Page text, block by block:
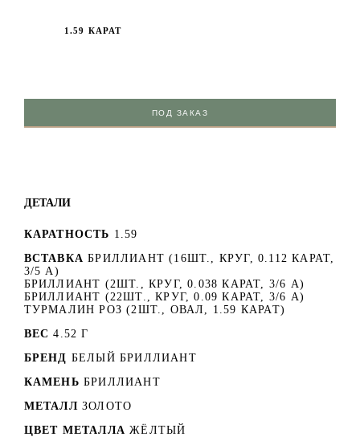
1.59 КАРАТ
ПОД ЗАКАЗ
ДЕТАЛИ
КАРАТНОСТЬ 1.59
ВСТАВКА БРИЛЛИАНТ (16ШТ., КРУГ, 0.112 КАРАТ,
3/5 A)
БРИЛЛИАНТ (2ШТ., КРУГ, 0.038 КАРАТ, 3/6 А)
БРИЛЛИАНТ (22ШТ., КРУГ, 0.09 КАРАТ, 3/6 А)
ТУРМАЛИН РОЗ (2ШТ., ОВАЛ, 1.59 КАРАТ)
ВЕС 4.52 Г
БРЕНД БЕЛЫЙ БРИЛЛИАНТ
КАМЕНЬ БРИЛЛИАНТ
МЕТАЛЛ ЗОЛОТО
ЦВЕТ МЕТАЛЛА ЖЁЛТЫЙ